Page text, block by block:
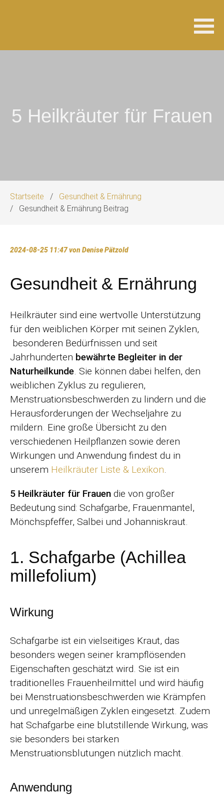
5 Heilkräuter für Frauen
Startseite
Gesundheit & Ernährung
Gesundheit & Ernährung Beitrag
2024-08-25 11:47von Denise Pätzold
Gesundheit & Ernährung
Heilkräuter sind eine wertvolle Unterstützung
für den weiblichen Körper mit seinen Zyklen,
besonderen Bedürfnissen und seit
Jahrhunderten bewährte Begleiter in der
Naturheilkunde. Sie können dabei helfen, den
weiblichen Zyklus zu regulieren,
Menstruationsbeschwerden zu lindern und die
Herausforderungen der Wechseljahre zu
mildern. Eine große Übersicht zu den
verschiedenen Heilpflanzen sowie deren
Wirkungen und Anwendung findest du in
unserem Heilkräuter Liste & Lexikon.
5 Heilkräuter für Frauen die von großer
Bedeutung sind: Schafgarbe, Frauenmantel,
Mönchspfeffer, Salbei und Johanniskraut.
1. Schafgarbe (Achillea
millefolium)
Wirkung
Schafgarbe ist ein vielseitiges Kraut, das
besonders wegen seiner krampflösenden
Eigenschaften geschätzt wird. Sie ist ein
traditionelles Frauenheilmittel und wird häufig
bei Menstruationsbeschwerden wie Krämpfen
und unregelmäßigen Zyklen eingesetzt. Zudem
hat Schafgarbe eine blutstillende Wirkung, was
sie besonders bei starken
Menstruationsblutungen nützlich macht.
Anwendung